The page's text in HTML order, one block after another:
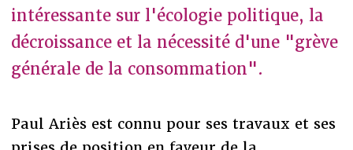
intéressante sur l'écologie politique, la
décroissance et la nécessité d'une "grève
générale de la consommation".
Paul Ariès est connu pour ses travaux et ses